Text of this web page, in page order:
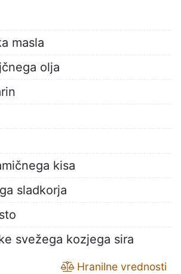
masla
olja
kisa
sladkorja
svežega kozjega sira
Hranilne vrednosti